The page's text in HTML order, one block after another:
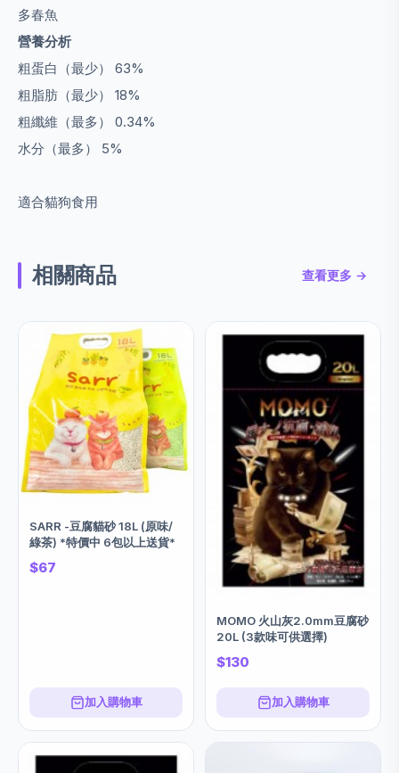
多春魚
營養分析
粗蛋白（最少） 63%
粗脂肪（最少） 18%
粗纖維（最多） 0.34%
水分（最多） 5%
適合貓狗食用
相關商品 查看更多 →
SARR -豆腐貓砂 18L (原味/
綠茶) *特價中 6包以上送貨*
$67
加入購物車
MOMO 火山灰2.0mm豆腐砂
20L (3款味可供選擇)
$130
加入購物車